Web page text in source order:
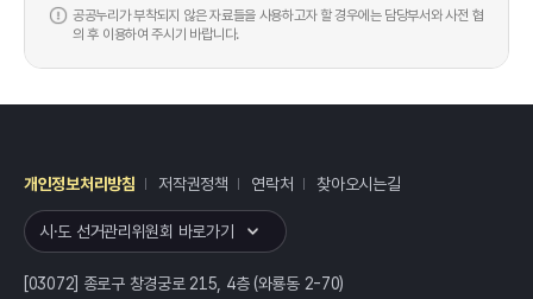
공공누리가 부착되지 않은 자료들을 사용하고자 할 경우에는 담당부서와 사전 협
의 후 이용하여 주시기 바랍니다.
개인정보처리방침 저작권정책 연락처 찾아오시는길
시·도 선거관리위원회 바로가기
[03072] 종로구 창경궁로 215, 4층 (와룡동 2-70)